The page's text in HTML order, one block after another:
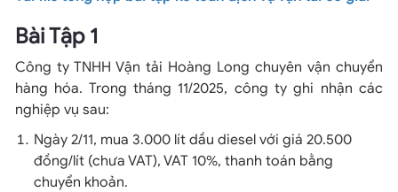
Bài Tập 1
Công ty TNHH Vận tải Hoàng Long chuyên vận chuyển
hàng hóa. Trong tháng 11/2025, công ty ghi nhận các
nghiệp vụ sau:
Ngày 2/11, mua 3.000 lít dầu diesel với giá 20.500
đồng/lít (chưa VAT), VAT 10%, thanh toán bằng
chuyển khoản.